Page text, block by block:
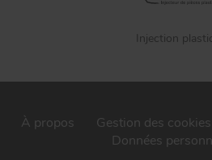
Injection
À propos Gestion des cookies
Données